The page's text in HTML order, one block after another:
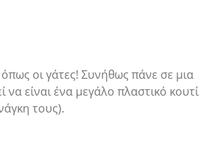
οι γάτες! Συνήθως πάνε σε μια
είναι ένα μεγάλο πλαστικό κουτί
τους).